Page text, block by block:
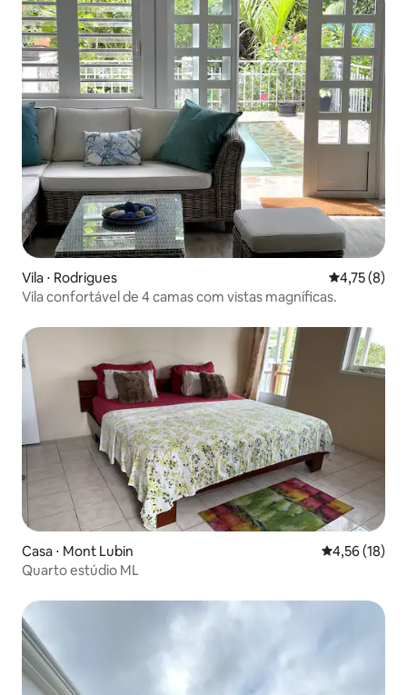
Vila ⋅ Rodrigues 4,75 de
4,75 (8)
Vila confortável de 4 camas com vistas magníficas.
Casa ⋅ Mont Lubin 4,56 de uma
4,56 (18)
Quarto estúdio ML